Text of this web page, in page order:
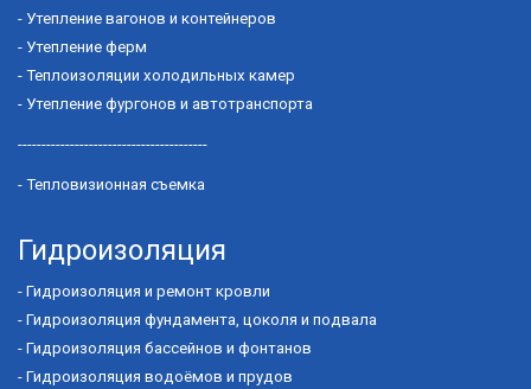
- Утепление вагонов и контейнеров
- Утепление ферм
- Теплоизоляции холодильных камер
- Утепление фургонов и автотранспорта
----------------------------------------
- Тепловизионная съемка
Гидроизоляция
- Гидроизоляция и ремонт кровли
- Гидроизоляция фундамента, цоколя и подвала
- Гидроизоляция бассейнов и фонтанов
- Гидроизоляция водоёмов и прудов